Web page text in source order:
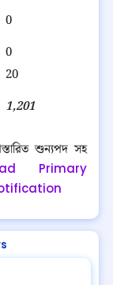
0
0
20
1,201
শুন্যপদ সহ
Primary